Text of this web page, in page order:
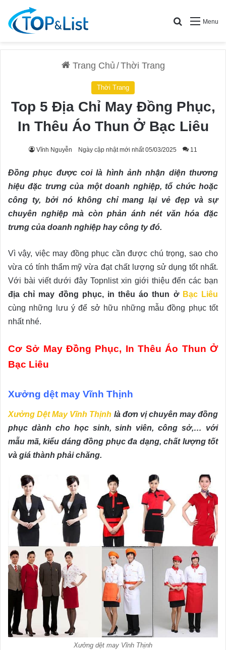
Menu
Search for
Trang Chủ /Thời Trang
Thời Trang
Top 5 Địa Chỉ May Đồng Phục,
In Thêu Áo Thun Ở Bạc Liêu
Vĩnh Nguyễn Ngày cập nhật mới nhất 05/03/2025 11
Đồng phục được coi là hình ảnh nhận diện thương
hiệu đặc trưng của một doanh nghiệp, tổ chức hoặc
công ty, bởi nó không chỉ mang lại vẻ đẹp và sự
chuyên nghiệp mà còn phản ánh nét văn hóa đặc
trưng của doanh nghiệp hay công ty đó.
Vì vậy, việc may đồng phục cần được chú trọng, sao cho
vừa có tính thẩm mỹ vừa đạt chất lượng sử dụng tốt nhất.
Với bài viết dưới đây Topnlist xin giới thiệu đến các bạn
địa chỉ may đồng phục, in thêu áo thun ở Bạc Liêu
cùng những lưu ý để sở hữu những mẫu đồng phục tốt
nhất nhé.
Cơ Sở May Đồng Phục, In Thêu Áo Thun Ở
Bạc Liêu
Xưởng dệt may Vĩnh Thịnh
Xưởng Dệt May Vĩnh Thịnh là đơn vị chuyên may đồng
phục dành cho học sinh, sinh viên, công sở,… với
mẫu mã, kiểu dáng đồng phục đa dạng, chất lượng tốt
và giá thành phải chăng.
Xưởng dệt may Vĩnh Thịnh